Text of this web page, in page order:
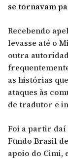
se tornavam
Recebendo
levasse até o
outra
as histórias
ataques às
de tradutor e
Foi a partir daí
Fundo Brasil
apoio do Cimi,